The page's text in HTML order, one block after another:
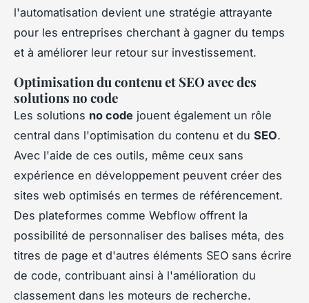
l'automatisation devient une stratégie attrayante
pour les entreprises cherchant à gagner du temps
et à améliorer leur retour sur investissement.
Optimisation du contenu et SEO avec des
solutions no code
Les solutions no code jouent également un rôle
central dans l'optimisation du contenu et du SEO.
Avec l'aide de ces outils, même ceux sans
expérience en développement peuvent créer des
sites web optimisés en termes de référencement.
Des plateformes comme Webflow offrent la
possibilité de personnaliser des balises méta, des
titres de page et d'autres éléments SEO sans écrire
de code, contribuant ainsi à l'amélioration du
classement dans les moteurs de recherche.